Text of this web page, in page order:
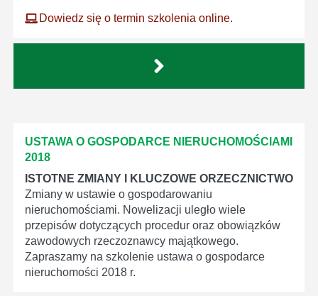
Dowiedz się o termin szkolenia online.
USTAWA O GOSPODARCE NIERUCHOMOŚCIAMI
2018
ISTOTNE ZMIANY I KLUCZOWE ORZECZNICTWO
Zmiany w ustawie o gospodarowaniu
nieruchomościami. Nowelizacji uległo wiele
przepisów dotyczących procedur oraz obowiązków
zawodowych rzeczoznawcy majątkowego.
Zapraszamy na szkolenie ustawa o gospodarce
nieruchomości 2018 r.